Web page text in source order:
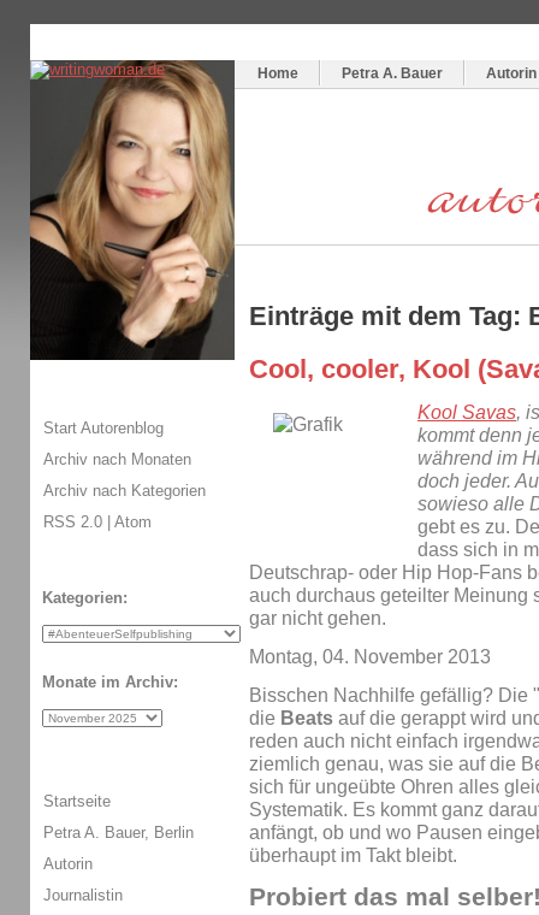
Home
Petra A. Bauer Autorin
Einträge mit dem Tag:
Cool, cooler, Kool
Kool Savas,
kommt denn
während im
doch jeder.
sowieso alle
gebt es zu.
dass sich in
Deutschrap- oder Hip Hop-Fans
auch durchaus geteilter Meinung
gar nicht gehen.
Montag, 04. November 2013
Bisschen Nachhilfe gefällig? Die
die Beats auf die gerappt wird
reden auch nicht einfach
ziemlich genau, was sie auf die
sich für ungeübte Ohren alles
Systematik. Es kommt ganz
anfängt, ob und wo Pausen
überhaupt im Takt bleibt.
Probiert das mal
Start Autorenblog
Archiv nach Monaten
Archiv nach Kategorien
RSS 2.0 | Atom
Kategorien:
Monate im Archiv:
Startseite
Petra A. Bauer, Berlin
Autorin
Journalistin